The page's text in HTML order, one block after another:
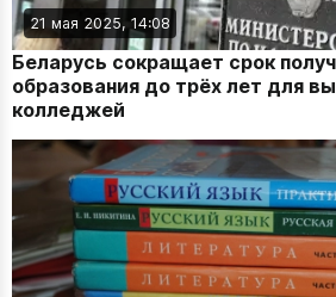
21 мая 2025, 14:08
Беларусь сокращает срок
образования до трёх лет для
колледжей